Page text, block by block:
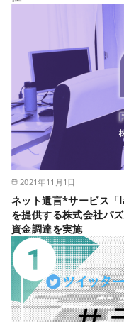
2021年11月1日
ネット遺言*サービス
を提供する株式会社パ
資金調達を実施